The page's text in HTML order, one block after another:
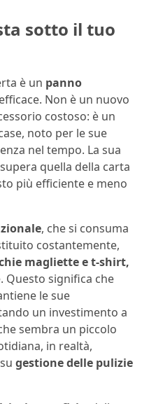
sotto il tuo
è un panno
Non è un nuovo
costoso: è un
noto per le sue
nel tempo. La sua
supera quella della carta
più efficiente e meno
, che si consuma
costantemente,
magliette e t-shirt,
Questo significa che
le sue
un investimento a
sembra un piccolo
in realtà,
gestione delle pulizie